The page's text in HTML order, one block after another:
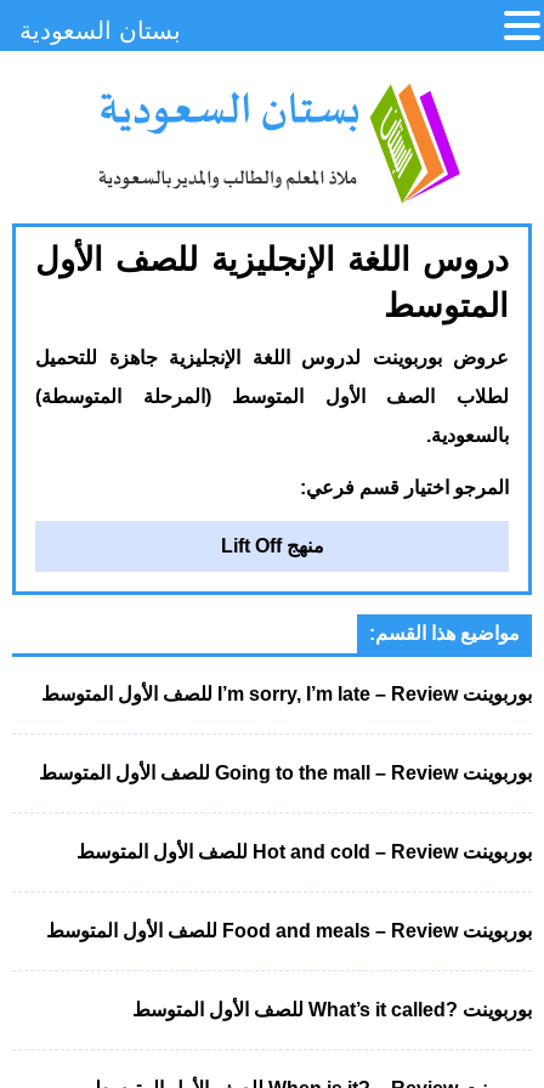
دروس اللغة الإنجليزية للصف الأول
المتوسط
عروض بوربوينت لدروس اللغة الإنجليزية جاهزة للتحميل
لطلاب الصف الأول المتوسط (المرحلة المتوسطة)
بالسعودية.
المرجو اختيار قسم فرعي:
منهج Lift Off
مواضيع هذا القسم:
بوربوينت I’m sorry, I’m late – Review للصف الأول المتوسط
بوربوينت Going to the mall – Review للصف الأول المتوسط
بوربوينت Hot and cold – Review للصف الأول المتوسط
بوربوينت Food and meals – Review للصف الأول المتوسط
بوربوينت ?What’s it called للصف الأول المتوسط
بستان السعودية